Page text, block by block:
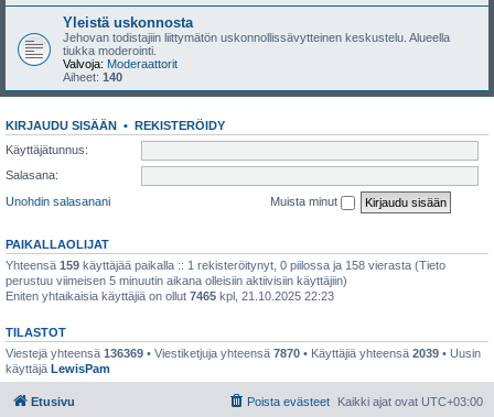
Yleistä uskonnosta
Jehovan todistajiin liittymätön uskonnollissävytteinen keskustelu. Alueella
tiukka moderointi.
Valvoja: Moderaattorit
Aiheet: 140
KIRJAUDU SISÄÄN • REKISTERÖIDY
Käyttäjätunnus:
Salasana:
Unohdin salasanani
Muista minut
PAIKALLAOLIJAT
Yhteensä 159 käyttäjää paikalla :: 1 rekisteröitynyt, 0 piilossa ja 158 vierasta (Tieto
perustuu viimeisen 5 minuutin aikana olleisiin aktiivisiin käyttäjiin)
Eniten yhtaikaisia käyttäjiä on ollut 7465 kpl, 21.10.2025 22:23
TILASTOT
Viestejä yhteensä 136369 • Viestiketjuja yhteensä 7870 • Käyttäjiä yhteensä 2039 • Uusin
käyttäjä LewisPam
Etusivu Kaikki ajat ovat UTC+03:00
Poista evästeet